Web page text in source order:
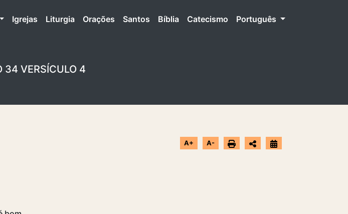
Igrejas Liturgia Orações Santos Bíblia Catecismo Português
34 VERSÍCULO 4
A+ A-